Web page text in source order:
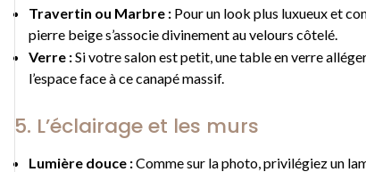
Travertin ou Marbre : Pour un look plus luxueux et
pierre beige s’associe divinement au velours côtelé.
Verre :Si votre salon est petit, une table en verre
l’espace face à ce canapé massif.
5. L’éclairage et les murs
Lumière douce :Comme sur la photo, privilégiez un